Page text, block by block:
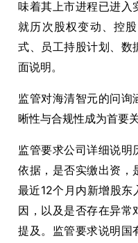
味着其上市进程已进入
就历次股权变动、控
式、员工持股计划、数
面说明。
监管对海清智元的问询
晰性与合规性成为首要关
监管要求公司详细说明
依据，是否实缴出资，
最近12个月内新增股
因，以及是否存在异常
提及。监管要求说明国